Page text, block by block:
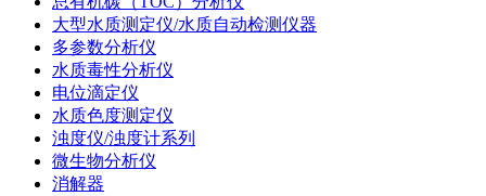
大型水质测定仪/水质自动检测仪器
多参数分析仪
水质毒性分析仪
电位滴定仪
水质色度测定仪
浊度仪/浊度计系列
微生物分析仪
消解器